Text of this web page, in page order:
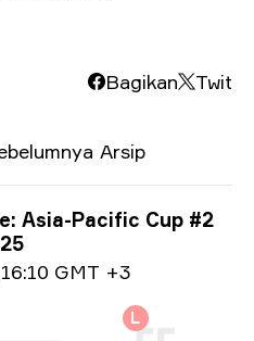
Bagikan Twit
Arsip
Asia-Pacific Cup #2
16:10 GMT +3
L